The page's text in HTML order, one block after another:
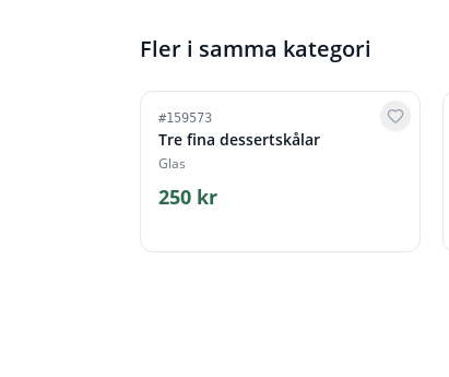
Fler i samma kategori
#159573
Tre fina dessertskålar
Glas
250 kr